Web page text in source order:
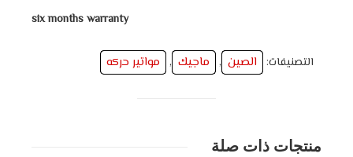
six months warranty
التصنيفات: الصين , ماجيك , مواتير حركه
منتجات ذات صلة